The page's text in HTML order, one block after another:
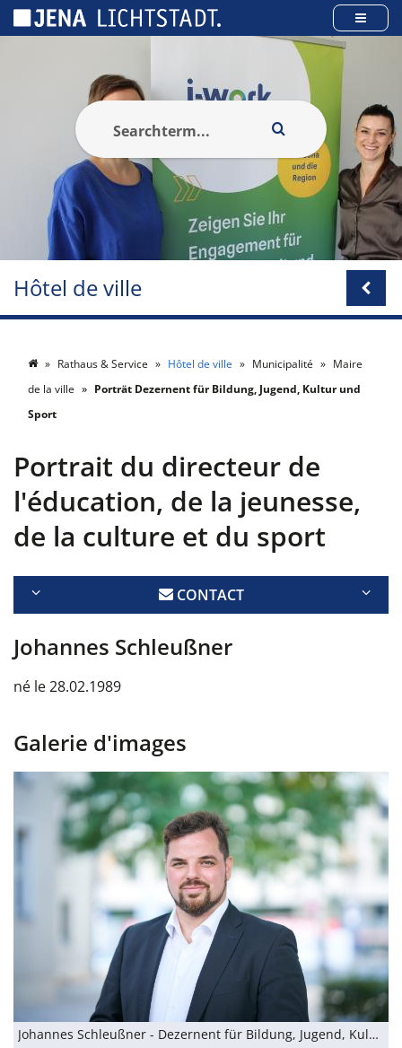
Hôtel de ville
Rathaus & Service Hôtel de ville Municipalité
Maire
de la ville
Porträt Dezernent für Bildung, Jugend, Kultur und
Sport
Portrait du directeur de
l'éducation, de la jeunesse,
de la culture et du sport
CONTACT
Johannes Schleußner
né le28.02.1989
Galerie d'images
Johannes Schleußner - Dezernent für Bildung, Jugend, Kultur & Sport
Panneau de gestion des cookies